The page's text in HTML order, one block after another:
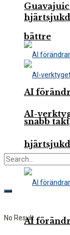
AI
snabb takt
No Result
bättre
AI-
AI